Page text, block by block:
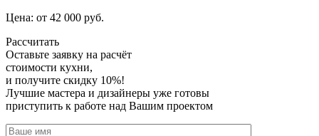
Цена: от 42 000 руб.
Рассчитать
Оставьте заявку на расчёт
стоимости кухни,
и получите скидку 10%!
Лучшие мастера и дизайнеры уже готовы
приступить к работе над Вашим проектом